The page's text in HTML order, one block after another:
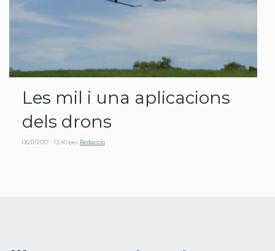
Les mil i una aplicacions
dels drons
06/11/2017 - 13:40 per Redacció